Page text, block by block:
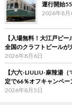
運行開始
2026年8月
【入場無料！大江戸ビ
全国のクラフトビールが
2026年8月6日
【六六-LIULIU-麻辣湯
定で66％オフキャンペー
2026年8月5日